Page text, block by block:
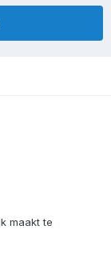
maakt te